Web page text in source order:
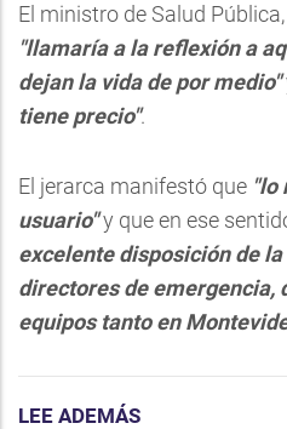
El ministro de Salud
"llamaría a la reflexión a
dejan la vida de por medio"
tiene precio".
El jerarca manifestó que "lo
usuario"y que en ese
excelente disposición de
directores de emergencia,
equipos tanto en
LEE ADEMÁS